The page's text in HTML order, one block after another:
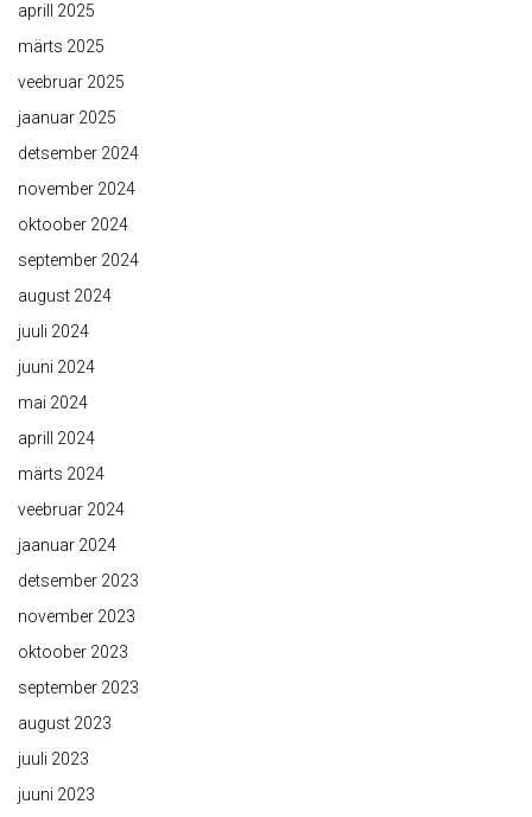
aprill 2025
märts 2025
veebruar 2025
jaanuar 2025
detsember 2024
november 2024
oktoober 2024
september 2024
august 2024
juuli 2024
juuni 2024
mai 2024
aprill 2024
märts 2024
veebruar 2024
jaanuar 2024
detsember 2023
november 2023
oktoober 2023
september 2023
august 2023
juuli 2023
juuni 2023